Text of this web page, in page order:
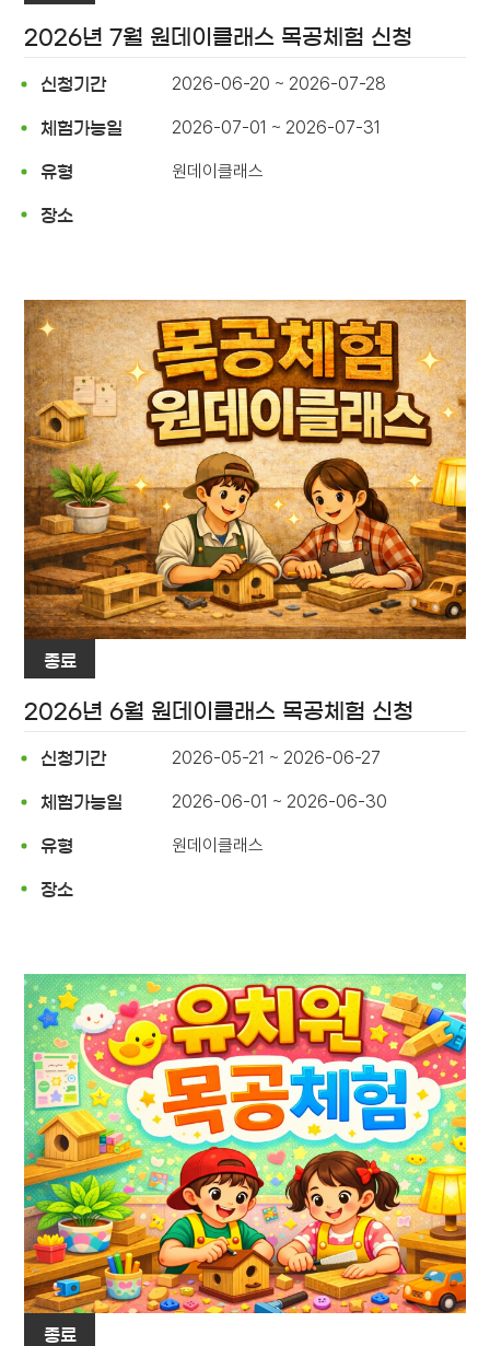
2026년 7월 원데이클래스 목공체험 신청
신청기간 2026-06-20 ~ 2026-07-28
체험가능일 2026-07-01 ~ 2026-07-31
유형 원데이클래스
장소
종료
2026년 6월 원데이클래스 목공체험 신청
신청기간 2026-05-21 ~ 2026-06-27
체험가능일 2026-06-01 ~ 2026-06-30
유형 원데이클래스
장소
종료